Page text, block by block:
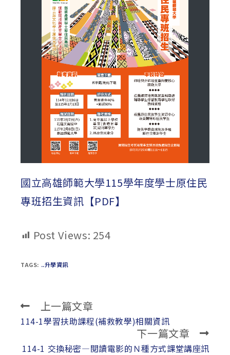
國立高雄師範大學115學年度學士原住民
專班招生資訊【PDF】
Post Views: 254
TAGS: ..升學資訊
Read
more
上一篇文章
114-1學習扶助課程(補救教學)相關資訊
下一篇文章
114-1 交換秘密—閱讀電影的Ｎ種方式課堂講座訊